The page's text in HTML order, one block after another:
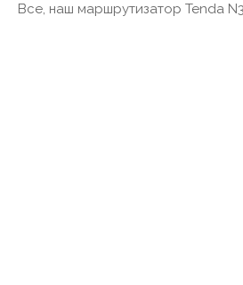
Все, наш маршрутизатор Tenda